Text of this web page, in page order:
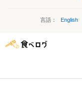
言語： English